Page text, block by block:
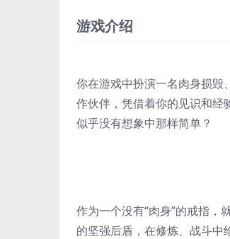
游戏介绍
你在游戏中扮演一名肉身损毁
作伙伴，凭借着你的见识和经
似乎没有想象中那样简单？
作为一个没有“肉身”的戒指，
的坚强后盾，在修炼、战斗中